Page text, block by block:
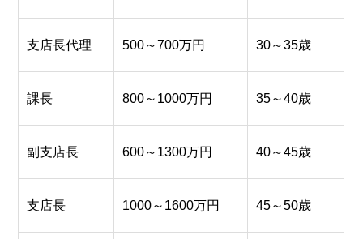
支店長代理 500～700万円 30～35歳
課長 800～1000万円 35～40歳
副支店長 600～1300万円 40～45歳
支店長 1000～1600万円 45～50歳